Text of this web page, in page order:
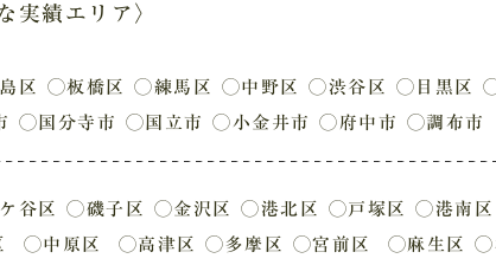
実績エリア〉
区 ◯板橋区 ◯練馬区 ◯中野区 ◯渋谷区 ◯目黒区
◯国分寺市 ◯国立市 ◯小金井市 ◯府中市 ◯調布市
谷区 ◯磯子区 ◯金沢区 ◯港北区 ◯戸塚区 ◯港南区
◯中原区 ◯高津区 ◯多摩区 ◯宮前区 ◯麻生区 ◯